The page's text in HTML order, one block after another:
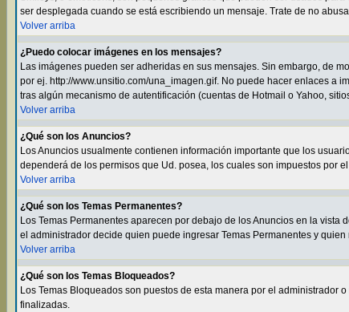
ser desplegada cuando se está escribiendo un mensaje. Trate de no
Volver arriba
¿Puedo colocar imágenes en los mensajes?
Las imágenes pueden ser adheridas en sus mensajes. Sin embargo, de
por ej. http://www.unsitio.com/una_imagen.gif. No puede hacer enlaces a
tras algún mecanismo de autentificación (cuentas de Hotmail o Yahoo,
Volver arriba
¿Qué son los Anuncios?
Los Anuncios usualmente contienen información importante que los
dependerá de los permisos que Ud. posea, los cuales son impuestos por
Volver arriba
¿Qué son los Temas Permanentes?
Los Temas Permanentes aparecen por debajo de los Anuncios en la
el administrador decide quien puede ingresar Temas Permanentes y quien
Volver arriba
¿Qué son los Temas Bloqueados?
Los Temas Bloqueados son puestos de esta manera por el administrador
finalizadas.